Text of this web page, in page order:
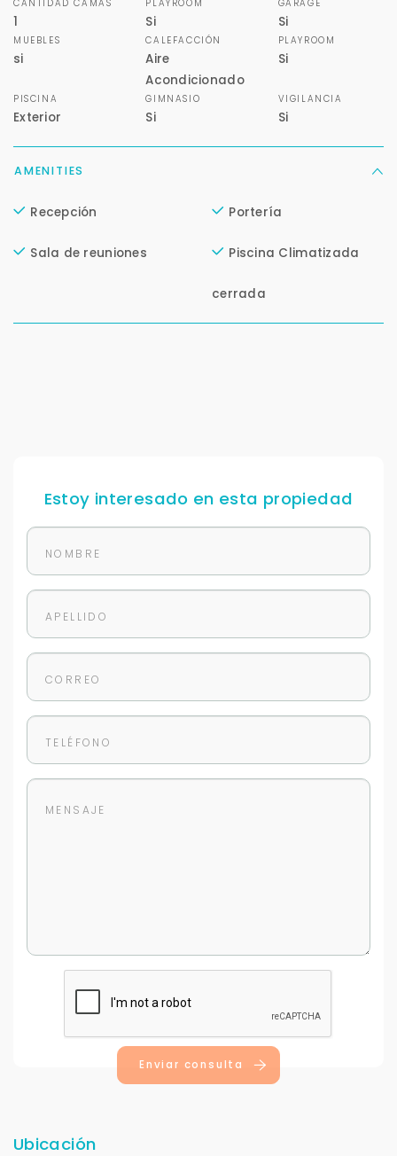
CANTIDAD CAMAS
1
PLAYROOM
Si
GARAGE
Si
MUEBLES
si
CALEFACCIÓN
Aire
Acondicionado
PLAYROOM
Si
PISCINA
Exterior
GIMNASIO
Si
VIGILANCIA
Si
AMENITIES
Recepción Portería
Sala de reuniones Piscina Climatizada
cerrada
Estoy interesado en esta propiedad
Enviar consulta
Ubicación
Para responderte
mejor y más rápido
sistema de gestión de clientes.
Buscamos darte la mejor experiencia.
Con estos datos podemos responderte mejor y